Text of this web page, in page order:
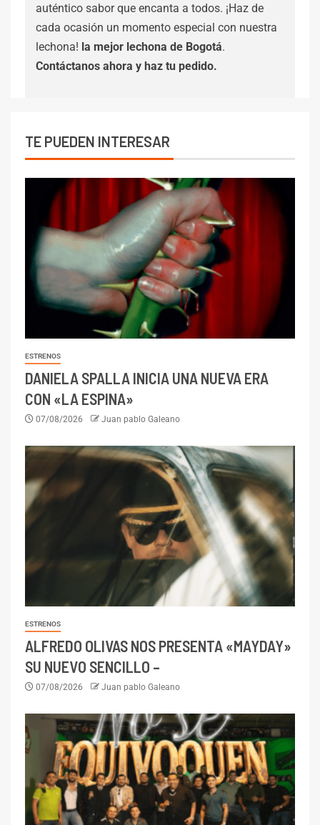
auténtico sabor que encanta a todos. ¡Haz de
cada ocasión un momento especial con nuestra
lechona! la mejor lechona de Bogotá.
Contáctanos ahora y haz tu pedido.
TE PUEDEN INTERESAR
ESTRENOS
DANIELA SPALLA INICIA UNA NUEVA ERA
CON «LA ESPINA»
07/08/2026 Juan pablo Galeano
ESTRENOS
ALFREDO OLIVAS NOS PRESENTA «MAYDAY»
SU NUEVO SENCILLO –
07/08/2026 Juan pablo Galeano